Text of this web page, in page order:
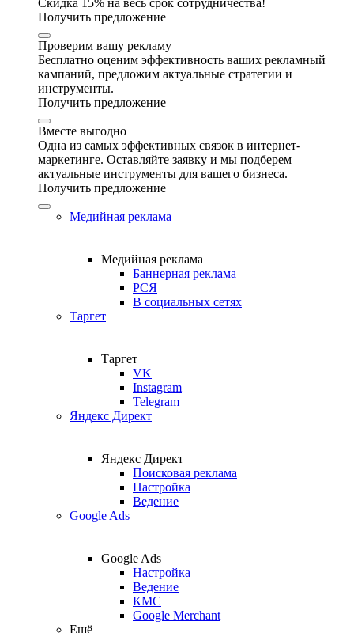
Скидка 15% на весь срок сотрудничества!
Получить предложение
Проверим вашу рекламу
Бесплатно оценим эффективность ваших рекламный
кампаний, предложим актуальные стратегии и
инструменты.
Получить предложение
Вместе выгодно
Одна из самых эффективных связок в интернет-
маркетинге. Оставляйте заявку и мы подберем
актуальные инструменты для вашего бизнеса.
Получить предложение
Медийная реклама
Медийная реклама
Баннерная реклама
РСЯ
В социальных сетях
Таргет
Таргет
VK
Instagram
Telegram
Яндекс Директ
Яндекс Директ
Поисковая реклама
Настройка
Ведение
Google Ads
Google Ads
Настройка
Ведение
КМС
Google Merchant
Ещё